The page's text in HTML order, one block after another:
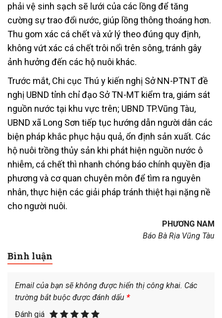
phải vệ sinh sạch sẽ lưới của các lồng để tăng
cường sự trao đổi nước, giúp lồng thông thoáng hơn.
Thu gom xác cá chết và xử lý theo đúng quy định,
không vứt xác cá chết trôi nổi trên sông, tránh gây
ảnh hưởng đến các hộ nuôi khác.
Trước mắt, Chi cục Thú y kiến nghị Sở NN-PTNT đề
nghị UBND tỉnh chỉ đạo Sở TN-MT kiểm tra, giám sát
nguồn nước tại khu vực trên; UBND TP.Vũng Tàu,
UBND xã Long Sơn tiếp tục hướng dẫn người dân các
biện pháp khắc phục hậu quả, ổn định sản xuất. Các
hộ nuôi trồng thủy sản khi phát hiện nguồn nước ô
nhiễm, cá chết thì nhanh chóng báo chính quyền địa
phương và cơ quan chuyên môn để tìm ra nguyên
nhân, thực hiện các giải pháp tránh thiệt hại nặng nề
cho người nuôi.
PHƯƠNG NAM
Báo Bà Rịa Vũng Tàu
Bình luận
Email của bạn sẽ không được hiển thị công khai. Các
trường bắt buộc được đánh dấu *
Đánh giá